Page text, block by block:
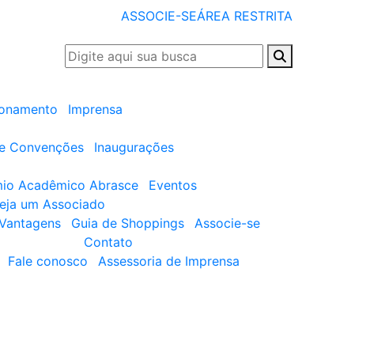
ASSOCIE-SEÁREA RESTRITA
Imprensa
Convenções
Inaugurações
Acadêmico Abrasce
Eventos
um Associado
Guia de Shoppings
Associe-se
Contato
Fale conosco
Assessoria de Imprensa